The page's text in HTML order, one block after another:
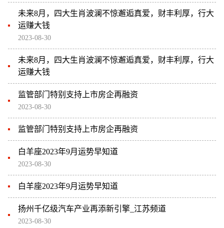
未来8月，四大生肖波澜不惊邂逅真爱，财丰利厚，行大
运赚大钱
2023-08-30
未来8月，四大生肖波澜不惊邂逅真爱，财丰利厚，行大
运赚大钱
监管部门特别支持上市房企再融资
2023-08-30
监管部门特别支持上市房企再融资
白羊座2023年9月运势早知道
2023-08-30
白羊座2023年9月运势早知道
扬州千亿级汽车产业再添新引擎_江苏频道
2023-08-30